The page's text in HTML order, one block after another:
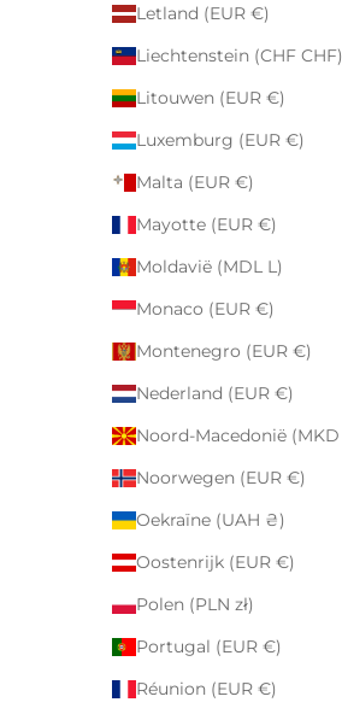
Letland (EUR €)
Liechtenstein (CHF CHF)
Litouwen (EUR €)
Luxemburg (EUR €)
Malta (EUR €)
Mayotte (EUR €)
Moldavië (MDL L)
Monaco (EUR €)
Montenegro (EUR €)
Nederland (EUR €)
Noorwegen (EUR €)
Oekraïne (UAH ₴)
Oostenrijk (EUR €)
Polen (PLN zł)
Portugal (EUR €)
Réunion (EUR €)